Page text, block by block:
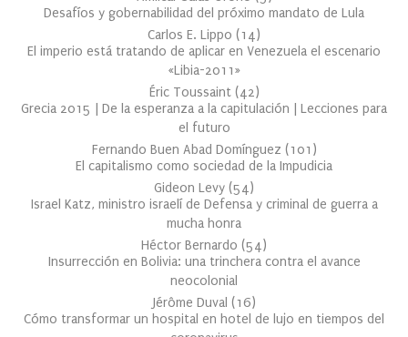
Desafíos y gobernabilidad del próximo mandato de Lula
Carlos E. Lippo (14)
El imperio está tratando de aplicar en Venezuela el escenario
«Libia-2011»
Éric Toussaint (42)
Grecia 2015 | De la esperanza a la capitulación | Lecciones para
el futuro
Fernando Buen Abad Domínguez (101 )
El capitalismo como sociedad de la Impudicia
Gideon Levy (54)
Israel Katz, ministro israelí de Defensa y criminal de guerra a
mucha honra
Héctor Bernardo (54)
Insurrección en Bolivia: una trinchera contra el avance
neocolonial
Jérôme Duval (16)
Cómo transformar un hospital en hotel de lujo en tiempos del